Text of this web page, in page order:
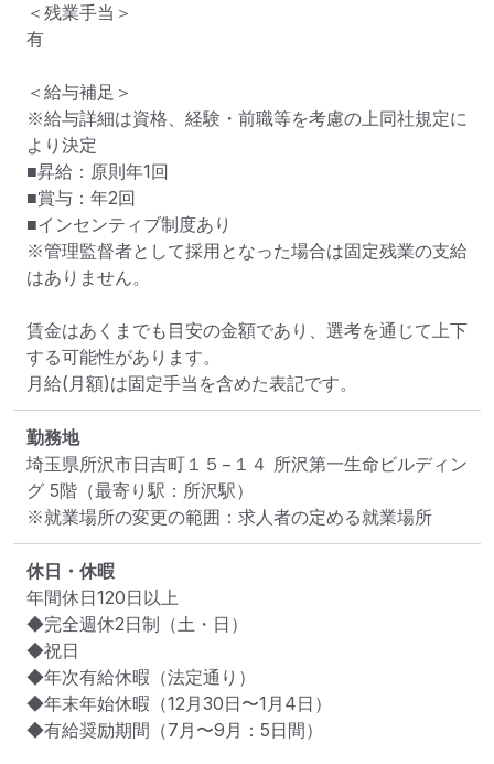
＜残業手当＞
有
＜給与補足＞
※給与詳細は資格、経験・前職等を考慮の上同社規定に
より決定
■昇給：原則年1回
■賞与：年2回
■インセンティブ制度あり
※管理監督者として採用となった場合は固定残業の支給
はありません。
賃金はあくまでも目安の金額であり、選考を通じて上下
する可能性があります。
月給(月額)は固定手当を含めた表記です。
勤務地
埼玉県所沢市日吉町１５−１４ 所沢第一生命ビルディン
グ 5階 （最寄り駅：所沢駅）
※就業場所の変更の範囲：求人者の定める就業場所
休日・休暇
年間休日120日以上
◆完全週休2日制（土・日）
◆祝日
◆年次有給休暇（法定通り）
◆年末年始休暇（12月30日〜1月4日）
◆有給奨励期間（7月〜9月：5日間）